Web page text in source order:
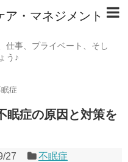
・マネジメント
仕事、プライベート、そし
う♪
症
眠症の原因と対策を
27 不眠症